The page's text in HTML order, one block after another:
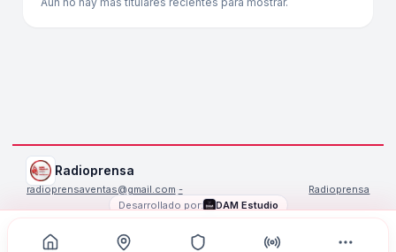
Radioprensa
radioprensaventas@gmail.com·-
Radioprensa
Desarrollado por:
DAM Estudio
2026 Radioprensa . Todos los derechos reservados.